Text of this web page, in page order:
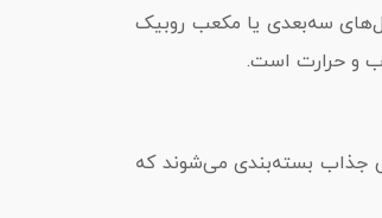
سه‌بعدی یا مکعب روبیک
و حرارت است.
جذاب بسته‌بندی می‌شوند که